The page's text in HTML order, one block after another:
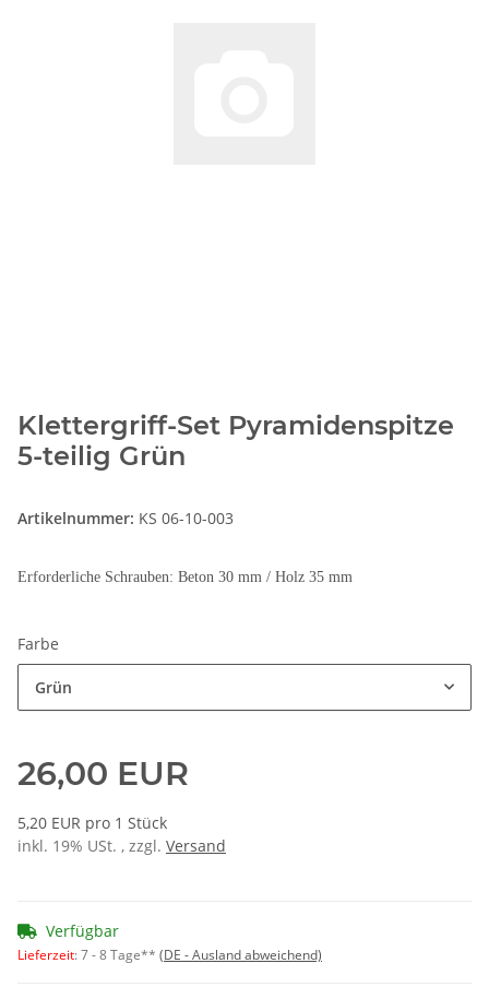
Klettergriff-Set Pyramidenspitze
5-teilig Grün
Artikelnummer: KS 06-10-003
Erforderliche Schrauben: Beton 30 mm / Holz 35 mm
Farbe
Grün
26,00 EUR
5,20 EUR pro 1 Stück
inkl. 19% USt. , zzgl. Versand
Verfügbar
Lieferzeit:7 - 8 Tage** (DE - Ausland abweichend)